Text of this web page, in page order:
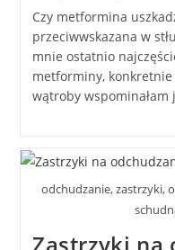
Czy metformina
przeciwwskazana w
mnie ostatnio
metforminy, konkretnie
wątroby
odchudzanie, zastrzyki,
Zastrzyki na